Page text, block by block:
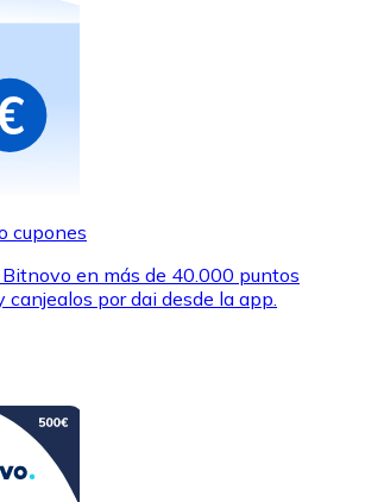
tarjetas regalo
cupones
en más de 40.000 puntos
canjealos por dai desde la app.